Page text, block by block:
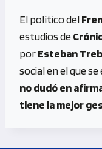
El político del
estudios de
porEsteban
social en el que
no dudó en
tiene la mejor